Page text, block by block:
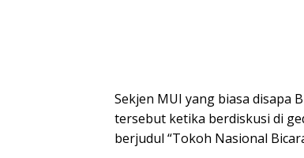
Sekjen MUI yang biasa disapa
tersebut ketika berdiskusi di
berjudul “Tokoh Nasional